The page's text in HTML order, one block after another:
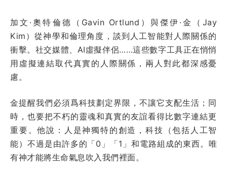
加文·奧特倫德（Gavin Ortlund）與傑伊·金（Jay
Kim）從神學和倫理角度，談到人工智能對人際關係的
衝擊。社交媒體、AI虛擬伴侶……這些數字工具正在悄悄
用虛擬連結取代真實的人際關係，兩人對此都深感憂
慮。
金提醒我們必須爲科技劃定界限，不讓它支配生活；同
時，也要把不朽的靈魂和真實的友誼看得比數字連結更
重要。他說：人是神獨特的創造，科技（包括人工智
能）不過是由許多的「0」「1」和電路組成的東西。唯
有神才能將生命氣息吹入我們裡面。